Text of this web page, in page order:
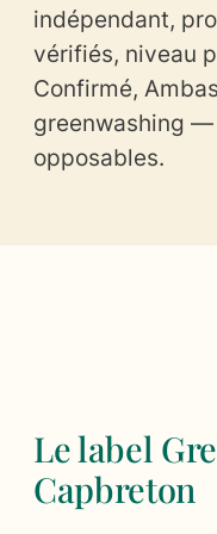
Devenir labellisé
Ils parlent de nous
indépendant,
vérifiés, niveau
Confirmé,
greenwashing
opposables.
Le label
Capbreton